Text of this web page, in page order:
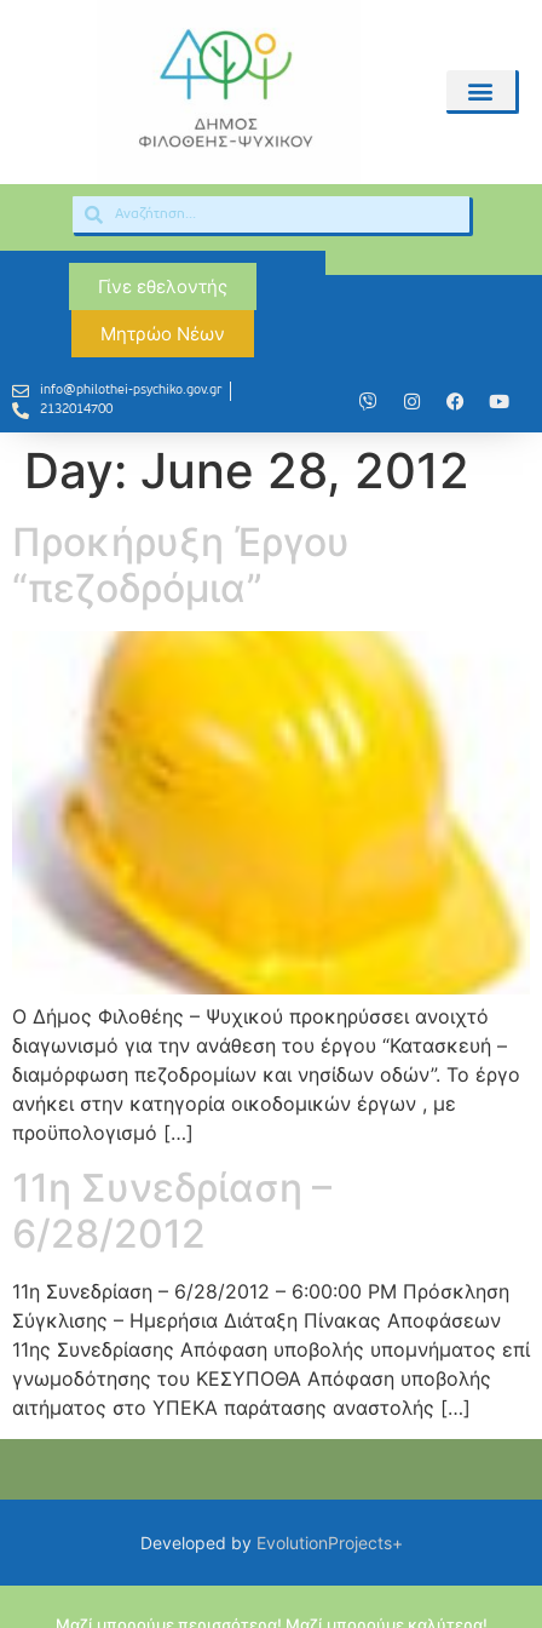
Γίνε εθελοντής
Μητρώο Νέων
info@philothei-psychiko.gov.gr
2132014700
Day: June 28, 2012
Προκήρυξη Έργου
“πεζοδρόμια”
Ο Δήμος Φιλοθέης – Ψυχικού προκηρύσσει ανοιχτό
διαγωνισμό για την ανάθεση του έργου “Κατασκευή –
διαμόρφωση πεζοδρομίων και νησίδων οδών”. Το έργο
ανήκει στην κατηγορία οικοδομικών έργων , με
προϋπολογισμό […]
11η Συνεδρίαση –
6/28/2012
11η Συνεδρίαση – 6/28/2012 – 6:00:00 PM Πρόσκληση
Σύγκλισης – Ημερήσια Διάταξη Πίνακας Αποφάσεων
11ης Συνεδρίασης Απόφαση υποβολής υπομνήματος επί
γνωμοδότησης του ΚΕΣΥΠΟΘΑ Απόφαση υποβολής
αιτήματος στο ΥΠΕΚΑ παράτασης αναστολής […]
Developed by EvolutionProjects+
Μαζί μπορούμε περισσότερα! Μαζί μπορούμε καλύτερα!